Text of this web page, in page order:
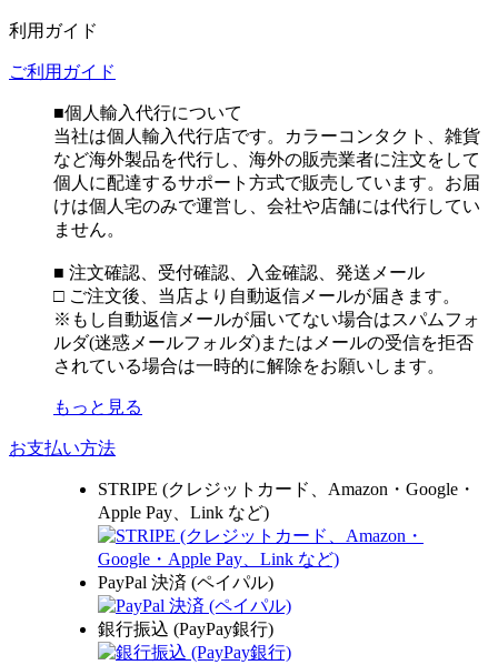
利用ガイド
ご利用ガイド
■個人輸入代行について
当社は個人輸入代行店です。カラーコンタクト、雑貨
など海外製品を代行し、海外の販売業者に注文をして
個人に配達するサポート方式で販売しています。お届
けは個人宅のみで運営し、会社や店舗には代行してい
ません。
■ 注文確認、受付確認、入金確認、発送メール
□ ご注文後、当店より自動返信メールが届きます。
※もし自動返信メールが届いてない場合はスパムフォ
ルダ(迷惑メールフォルダ)またはメールの受信を拒否
されている場合は一時的に解除をお願いします。
もっと見る
お支払い方法
STRIPE (クレジットカード、Amazon・Google・
Apple Pay、Link など)
PayPal 決済 (ペイパル)
銀行振込 (PayPay銀行)